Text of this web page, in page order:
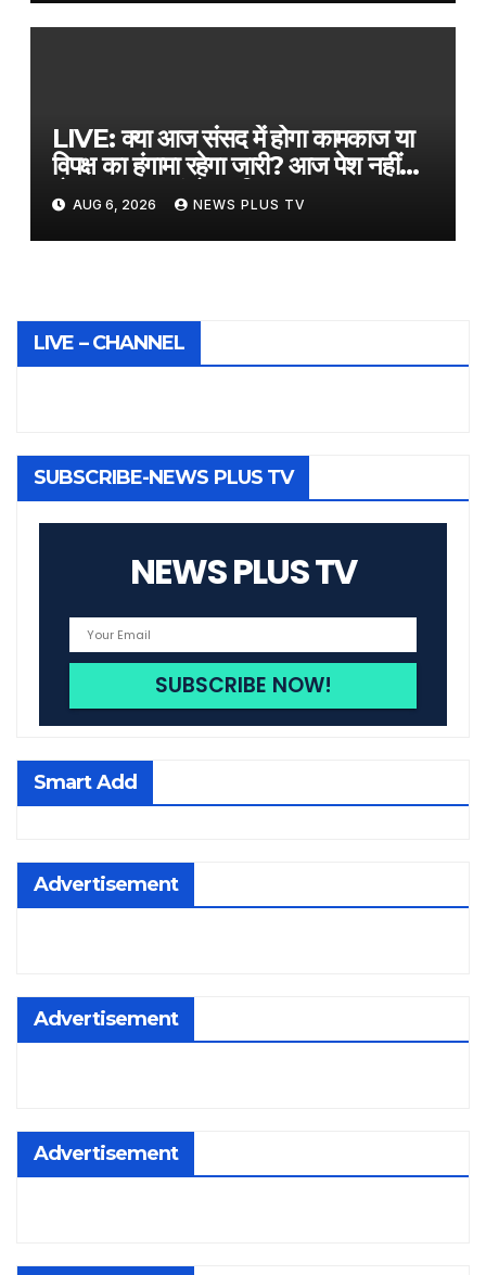
LIVE: क्या आज संसद में होगा कामकाज या
विपक्ष का हंगामा रहेगा जारी? आज पेश नहीं
होगा FCRA संशोधन बिल​on August 6,
2026 at 2:36 am
AUG 6, 2026 NEWS PLUS TV
LIVE – CHANNEL
SUBSCRIBE-NEWS PLUS TV
NEWS PLUS TV
Smart Add
Advertisement
Advertisement
Advertisement